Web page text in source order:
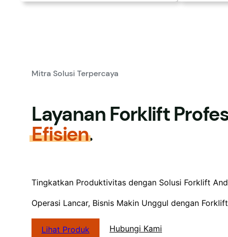
Mitra Solusi Terpercaya
Layanan Forklift
Efisien.
Tingkatkan Produktivitas dengan Solusi Forklift
Operasi Lancar, Bisnis Makin Unggul dengan
Lihat Produk Hubungi Kami